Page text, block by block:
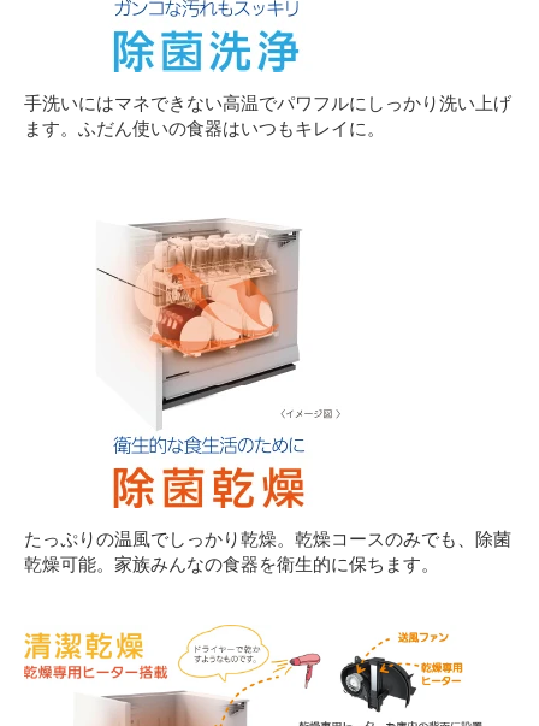
手洗いにはマネできない高温でパワフルにしっかり洗い上げ
ます。ふだん使いの食器はいつもキレイに。
たっぷりの温風でしっかり乾燥。乾燥コースのみでも、除菌
乾燥可能。家族みんなの食器を衛生的に保ちます。